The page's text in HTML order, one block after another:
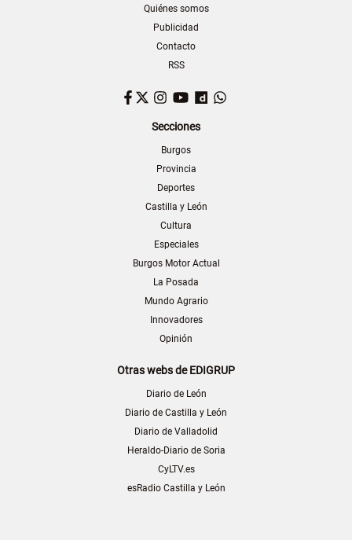
Quiénes somos
Publicidad
Contacto
RSS
Facebook
TwitterInstagram
YouTubeDailymotion
Secciones
Burgos
Provincia
Deportes
Castilla y León
Cultura
Especiales
Burgos Motor Actual
La Posada
Mundo Agrario
Innovadores
Opinión
Otras webs de EDIGRUP
Diario de León
Diario de Castilla y León
Diario de Valladolid
Heraldo-Diario de Soria
CyLTV.es
esRadio Castilla y León